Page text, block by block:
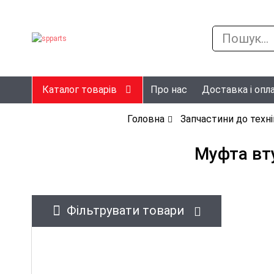
Каталог товарів Про нас Доставка і
Головна Запчастини до
Муфта
Фільтрувати товари